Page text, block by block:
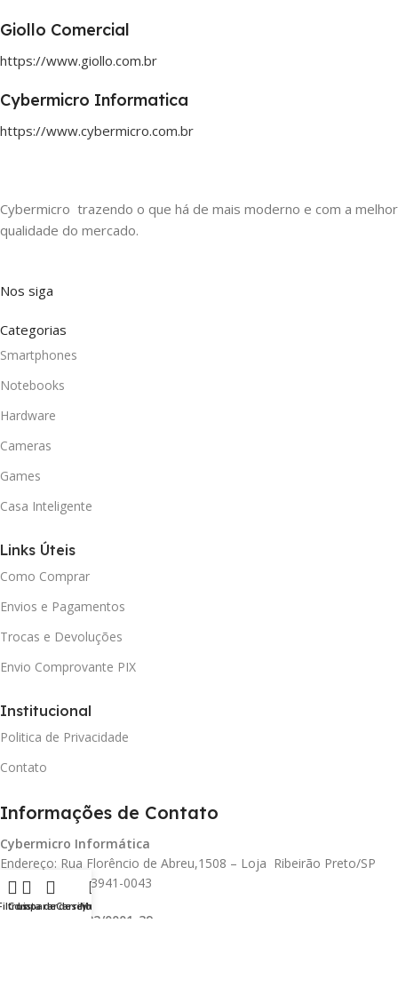
Giollo Comercial
https://www.giollo.com.br
Cybermicro Informatica
https://www.cybermicro.com.br
Cybermicro trazendo o que há de mais moderno e com a melhor
qualidade do mercado.
Nos siga
Categorias
Smartphones
Notebooks
Hardware
Cameras
Games
Casa Inteligente
Links Úteis
Como Comprar
Envios e Pagamentos
Trocas e Devoluções
Envio Comprovante PIX
Institucional
Politica de Privacidade
Contato
Informações de Contato
Cybermicro Informática
Endereço: Rua Florêncio de Abreu,1508 – Loja Ribeirão Preto/SP
Telefone: (016) 3941-0043
42.460.582/0001-39
Comparar
Lista de desejos
CarrinhoMenu